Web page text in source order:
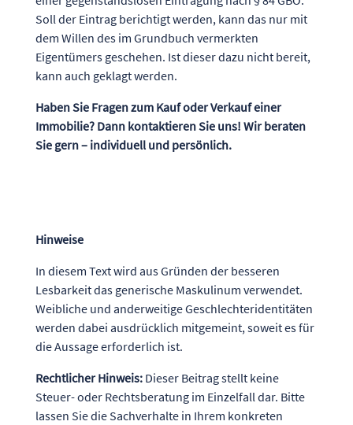
Soll der Eintrag berichtigt werden, kann das nur mit
dem Willen des im Grundbuch vermerkten
Eigentümers geschehen. Ist dieser dazu nicht bereit,
kann auch geklagt werden.
Haben Sie Fragen zum Kauf oder Verkauf einer
Immobilie? Dann kontaktieren Sie uns! Wir beraten
Sie gern – individuell und persönlich.
Hinweise
In diesem Text wird aus Gründen der besseren
Lesbarkeit das generische Maskulinum verwendet.
Weibliche und anderweitige Geschlechteridentitäten
werden dabei ausdrücklich mitgemeint, soweit es für
die Aussage erforderlich ist.
Rechtlicher Hinweis:Dieser Beitrag stellt keine
Steuer- oder Rechtsberatung im Einzelfall dar. Bitte
lassen Sie die Sachverhalte in Ihrem konkreten